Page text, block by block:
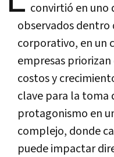
convirtió en uno
observados
corporativo, en un
empresas
costos y
clave para la toma
protagonismo en
complejo, donde
puede impactar